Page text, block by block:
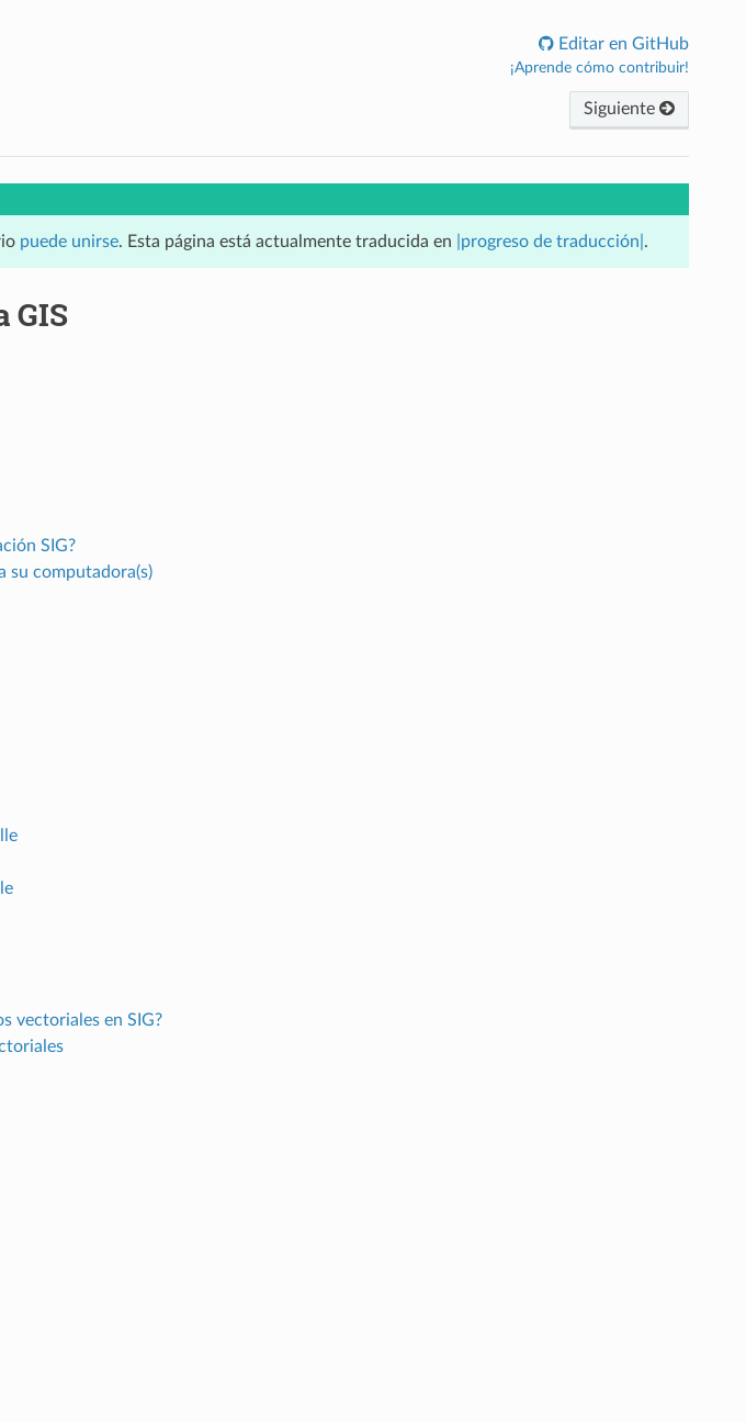
Editar en GitHub
¡Aprende cómo contribuir!
Siguiente
puede unirse. Esta página está actualmente traducida en |progreso de traducción| .
GIS
SIG?
su computadora(s)
vectoriales en SIG?